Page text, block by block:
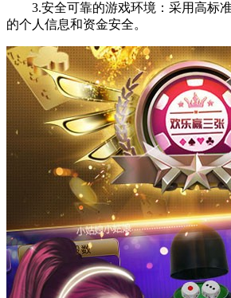
3.安全可靠的游戏环境：采用高标准
的个人信息和资金安全。